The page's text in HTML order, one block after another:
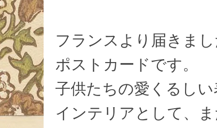
フランスより届きま
ポストカードです。
子供たちの愛くるし
インテリアとして、